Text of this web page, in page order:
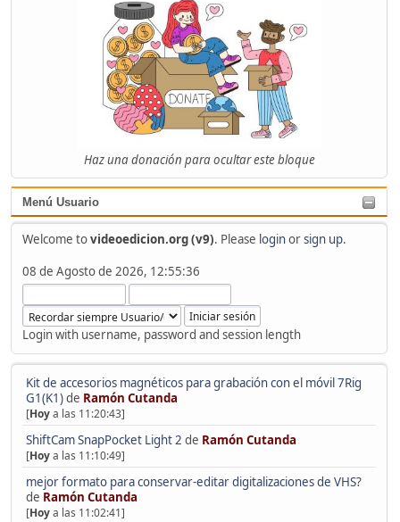
Haz una donación para ocultar este bloque
Menú Usuario
Welcome tovideoedicion.org (v9). Please loginorsign up.
08 de Agosto de 2026, 12:55:36
Login with username, password and session length
Kit de accesorios magnéticos para grabación con el móvil 7Rig
G1(K1)de Ramón Cutanda
[Hoya las 11:20:43]
ShiftCam SnapPocket Light 2 de Ramón Cutanda
[Hoya las 11:10:49]
mejor formato para conservar-editar digitalizaciones de VHS?
de Ramón Cutanda
[Hoya las 11:02:41]